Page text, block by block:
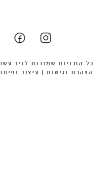
© 2023 כל הזכויות שמורות לניב
הצהרת נגישות | עיצוב